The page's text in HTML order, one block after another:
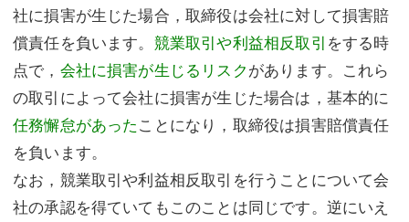
社に損害が生じた場合，取締役は会社に対して損害賠
償責任を負います。 競業取引や利益相反取引 をする時
点で， 会社に損害が生じるリスクがあります。これら
の取引によって会社に損害が生じた場合は，基本的に
任務懈怠があったことになり，取締役は損害賠償責任
を負います。
なお，競業取引や利益相反取引を行うことについて会
社の承認を得ていてもこのことは同じです。逆にいえ